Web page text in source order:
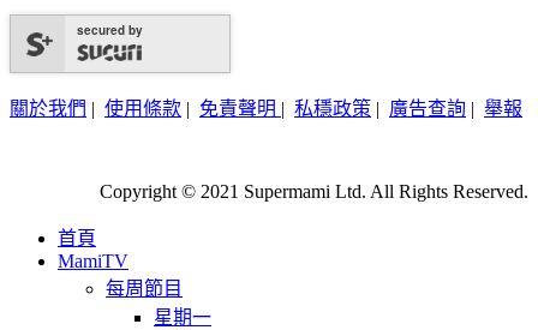
secured by
關於我們 | 使用條款 | 免責聲明 | 私穩政策 | 廣告查詢 | 舉報
Copyright © 2021 Supermami Ltd. All Rights Reserved.
首頁
MamiTV
每周節目
星期一